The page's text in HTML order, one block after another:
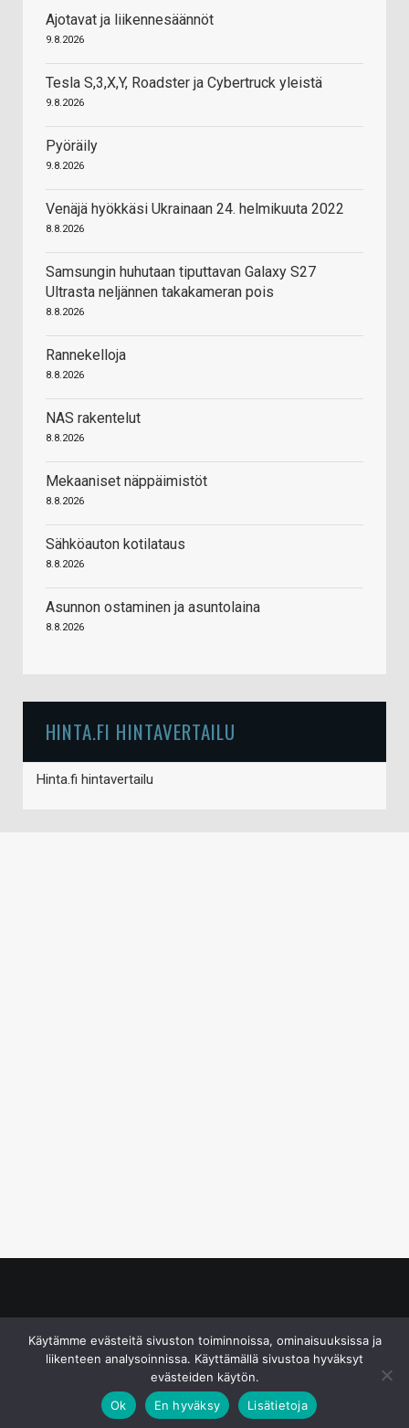
Ajotavat ja liikennesäännöt
9.8.2026
Tesla S,3,X,Y, Roadster ja Cybertruck yleistä
9.8.2026
Pyöräily
9.8.2026
Venäjä hyökkäsi Ukrainaan 24. helmikuuta 2022
8.8.2026
Samsungin huhutaan tiputtavan Galaxy S27
Ultrasta neljännen takakameran pois
8.8.2026
Rannekelloja
8.8.2026
NAS rakentelut
8.8.2026
Mekaaniset näppäimistöt
8.8.2026
Sähköauton kotilataus
8.8.2026
Asunnon ostaminen ja asuntolaina
8.8.2026
HINTA.FI HINTAVERTAILU
Hinta.fi hintavertailu
Käytämme evästeitä sivuston toiminnoissa, ominaisuuksissa ja
liikenteen analysoinnissa. Käyttämällä sivustoa hyväksyt
evästeiden käytön.
Ok
En hyväksy Lisätietoja